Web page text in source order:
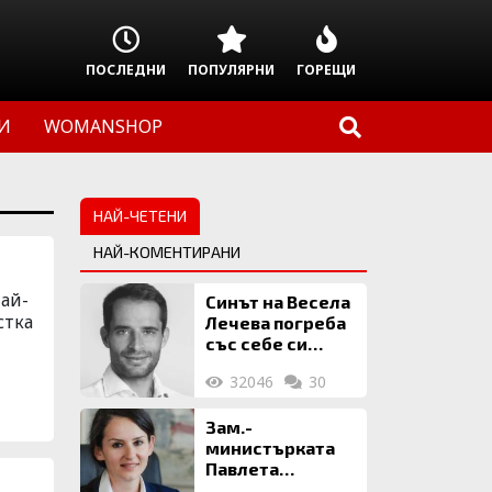
ПОСЛЕДНИ ПОПУЛЯРНИ ГОРЕЩИ
WOMANSHOP
НАЙ-ЧЕТЕНИ
НАЙ-КОМЕНТИРАНИ
Синът на Весела
Лечева погреба
със себе си
млн. евро
32046 30
Зам.-
министърката
Павлета